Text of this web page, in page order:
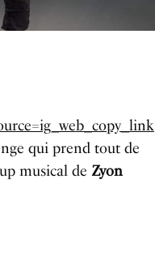
qui prend tout de
musical de Zyon